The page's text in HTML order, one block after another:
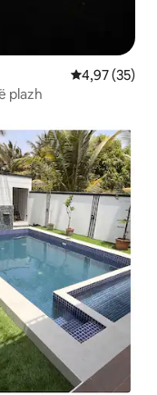
Vlerësimi
4,97 (35)
plazh